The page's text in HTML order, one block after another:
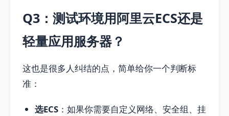
Q3：测试环境用阿里云ECS还是
轻量应用服务器？
这也是很多人纠结的点，简单给你一个判断标
准：
选ECS ：如果你需要自定义网络、安全组、挂